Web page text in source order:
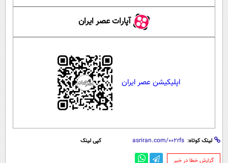
آپارات عصر ایران
اپلیکیشن عصر ایران
لینک کوتاه: کپی لینک
‌گزارش خطا در خبر